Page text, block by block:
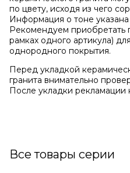
по цвету, исходя из чего
Информация о тоне
Рекомендуем приобретать
рамках одного артикула)
однородного покрытия.
Перед укладкой
гранита внимательно
После укладки рекламации
Все товары серии